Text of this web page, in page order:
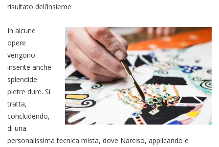
risultato dell’insieme.
In alcune
opere
vengono
inserite anche
splendide
pietre dure. Si
tratta,
concludendo,
di una
personalissima tecnica mista, dove Narciso, applicando e